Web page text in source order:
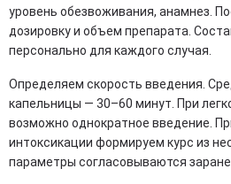
уровень обезвоживания, анамнез.
дозировку и объем препарата.
персонально для каждого случая.
Определяем скорость введения.
капельницы — 30–60 минут. При
возможно однократное введение.
интоксикации формируем курс из
параметры согласовываются